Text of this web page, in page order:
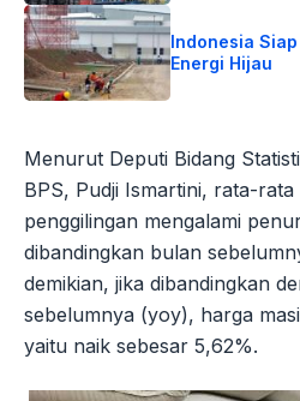
Indonesia
Energi Hijau
Menurut Deputi Bidang
BPS, Pudji Ismartini, rata-
penggilingan mengalami
dibandingkan bulan
demikian, jika dibandingkan
sebelumnya (yoy), harga
yaitu naik sebesar 5,62%.